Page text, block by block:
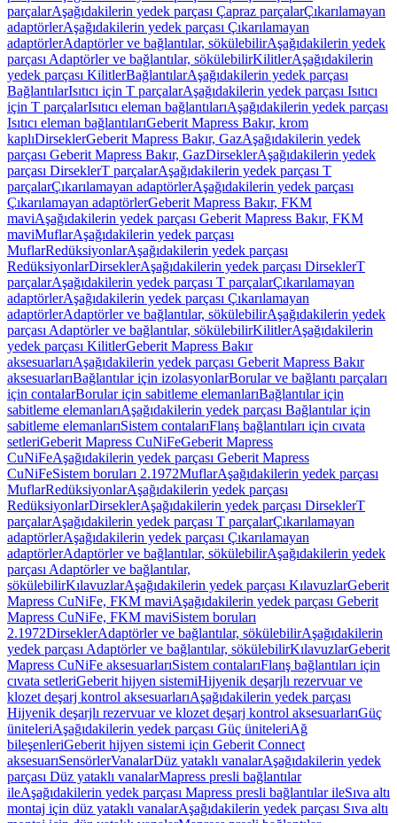
parçalarAşağıdakilerin yedek parçası Çapraz parçalarÇıkarılamayan
adaptörlerAşağıdakilerin yedek parçası Çıkarılamayan
adaptörlerAdaptörler ve bağlantılar, sökülebilirAşağıdakilerin yedek
parçası Adaptörler ve bağlantılar, sökülebilirKilitlerAşağıdakilerin
yedek parçası KilitlerBağlantılarAşağıdakilerin yedek parçası
BağlantılarIsıtıcı için T parçalarAşağıdakilerin yedek parçası Isıtıcı
için T parçalarIsıtıcı eleman bağlantılarıAşağıdakilerin yedek parçası
Isıtıcı eleman bağlantılarıGeberit Mapress Bakır, krom
kaplıDirseklerGeberit Mapress Bakır, GazAşağıdakilerin yedek
parçası Geberit Mapress Bakır, GazDirseklerAşağıdakilerin yedek
parçası DirseklerT parçalarAşağıdakilerin yedek parçası T
parçalarÇıkarılamayan adaptörlerAşağıdakilerin yedek parçası
Çıkarılamayan adaptörlerGeberit Mapress Bakır, FKM
maviAşağıdakilerin yedek parçası Geberit Mapress Bakır, FKM
maviMuflarAşağıdakilerin yedek parçası
MuflarRedüksiyonlarAşağıdakilerin yedek parçası
RedüksiyonlarDirseklerAşağıdakilerin yedek parçası DirseklerT
parçalarAşağıdakilerin yedek parçası T parçalarÇıkarılamayan
adaptörlerAşağıdakilerin yedek parçası Çıkarılamayan
adaptörlerAdaptörler ve bağlantılar, sökülebilirAşağıdakilerin yedek
parçası Adaptörler ve bağlantılar, sökülebilirKilitlerAşağıdakilerin
yedek parçası KilitlerGeberit Mapress Bakır
aksesuarlarıAşağıdakilerin yedek parçası Geberit Mapress Bakır
aksesuarlarıBağlantılar için izolasyonlarBorular ve bağlantı parçaları
için contalarBorular için sabitleme elemanlarıBağlantılar için
sabitleme elemanlarıAşağıdakilerin yedek parçası Bağlantılar için
sabitleme elemanlarıSistem contalarıFlanş bağlantıları için cıvata
setleriGeberit Mapress CuNiFeGeberit Mapress
CuNiFeAşağıdakilerin yedek parçası Geberit Mapress
CuNiFeSistem boruları 2.1972MuflarAşağıdakilerin yedek parçası
MuflarRedüksiyonlarAşağıdakilerin yedek parçası
RedüksiyonlarDirseklerAşağıdakilerin yedek parçası DirseklerT
parçalarAşağıdakilerin yedek parçası T parçalarÇıkarılamayan
adaptörlerAşağıdakilerin yedek parçası Çıkarılamayan
adaptörlerAdaptörler ve bağlantılar, sökülebilirAşağıdakilerin yedek
parçası Adaptörler ve bağlantılar,
sökülebilirKılavuzlarAşağıdakilerin yedek parçası KılavuzlarGeberit
Mapress CuNiFe, FKM maviAşağıdakilerin yedek parçası Geberit
Mapress CuNiFe, FKM maviSistem boruları
2.1972DirseklerAdaptörler ve bağlantılar, sökülebilirAşağıdakilerin
yedek parçası Adaptörler ve bağlantılar, sökülebilirKılavuzlarGeberit
Mapress CuNiFe aksesuarlarıSistem contalarıFlanş bağlantıları için
cıvata setleriGeberit hijyen sistemiHijyenik deşarjlı rezervuar ve
klozet deşarj kontrol aksesuarlarıAşağıdakilerin yedek parçası
Hijyenik deşarjlı rezervuar ve klozet deşarj kontrol aksesuarlarıGüç
üniteleriAşağıdakilerin yedek parçası Güç üniteleriAğ
bileşenleriGeberit hijyen sistemi için Geberit Connect
aksesuarıSensörlerVanalarDüz yataklı vanalarAşağıdakilerin yedek
parçası Düz yataklı vanalarMapress presli bağlantılar
ileAşağıdakilerin yedek parçası Mapress presli bağlantılar ileSıva altı
montaj için düz yataklı vanalarAşağıdakilerin yedek parçası Sıva altı